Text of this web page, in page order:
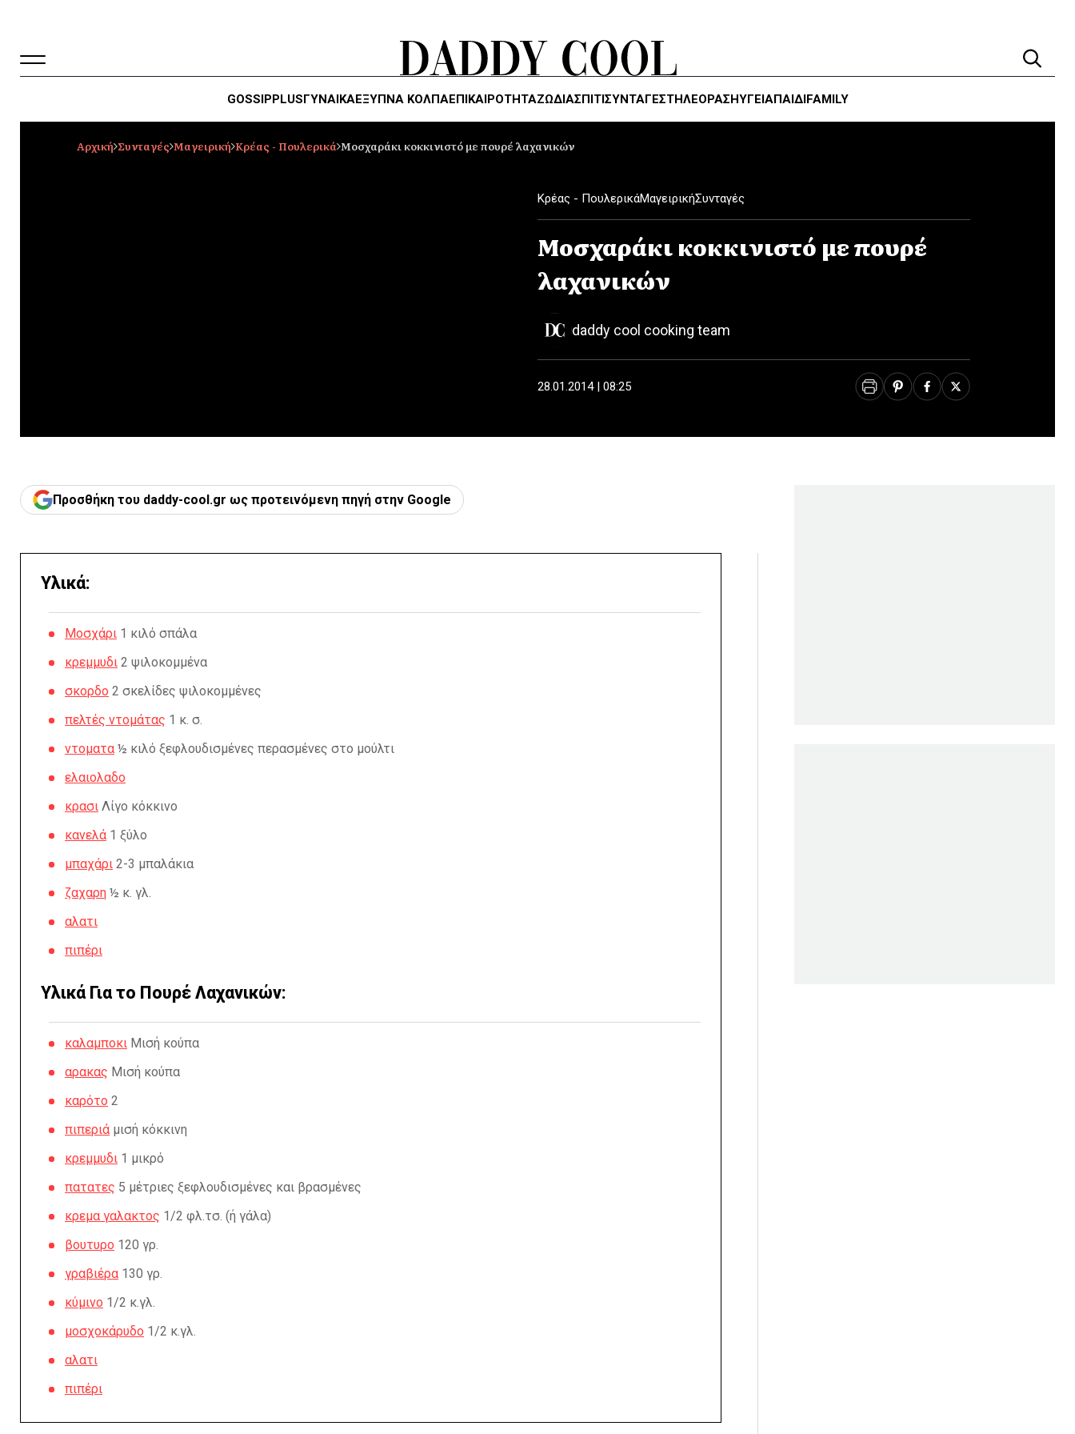
GOSSIPPLUSΓΥΝΑΙΚΑΈΞΥΠΝΑ ΚΌΛΠΑΕΠΙΚΑΙΡΟΤΗΤΑΖΏΔΙΑΣΠΙΤΙΣΥΝΤΑΓΕΣΤΗΛΕΌΡΑΣΗΥΓΕΊΑΠΑΙΔΙFAMILY
Αρχική Συνταγές Μαγειρική Κρέας - Πουλερικά Μοσχαράκι κοκκινιστό με πουρέ λαχανικών
Κρέας - ΠουλερικάΜαγειρικήΣυνταγές
Μοσχαράκι κοκκινιστό με πουρέ
λαχανικών
daddy cool cooking team
28.01.2014 | 08:25
Προσθήκη του daddy-cool.gr ως προτεινόμενη πηγή στην Google
Υλικά:
Μοσχάρι 1 κιλό σπάλα
κρεμμυδι 2 ψιλοκομμένα
σκορδο 2 σκελίδες ψιλοκομμένες
πελτές ντομάτας 1 κ. σ.
ντοματα ½ κιλό ξεφλουδισμένες περασμένες στο μούλτι
ελαιολαδο
κρασι Λίγο κόκκινο
κανελά 1 ξύλο
μπαχάρι 2-3 μπαλάκια
ζαχαρη ½ κ. γλ.
αλατι
πιπέρι
Υλικά Για το Πουρέ Λαχανικών:
καλαμποκι Μισή κούπα
αρακας Μισή κούπα
καρότο 2
πιπεριά μισή κόκκινη
κρεμμυδι 1 μικρό
πατατες 5 μέτριες ξεφλουδισμένες και βρασμένες
κρεμα γαλακτος 1/2 φλ.τσ. (ή γάλα)
βουτυρο 120 γρ.
γραβιέρα 130 γρ.
κύμινο 1/2 κ.γλ.
μοσχοκάρυδο 1/2 κ.γλ.
αλατι
πιπέρι